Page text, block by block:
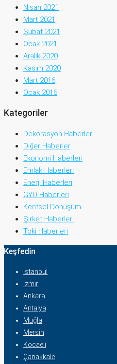
Nisan 2021
Mart 2021
Şubat 2021
Ocak 2021
Aralık 2020
Kasım 2020
Mart 2016
Ocak 2016
Kategoriler
Dekorasyon Haberleri
Diğer Haberler
Ekonomi Haberleri
Emlak Haberleri
Enerji Haberleri
GYO Haberleri
Kentsel Dönüşüm
Şirket Haberleri
Toki Haberleri
Keşfedin
İstanbul
İzmir
Ankara
Antalya
Muğla
Mersin
Kocaeli
Çanakkale